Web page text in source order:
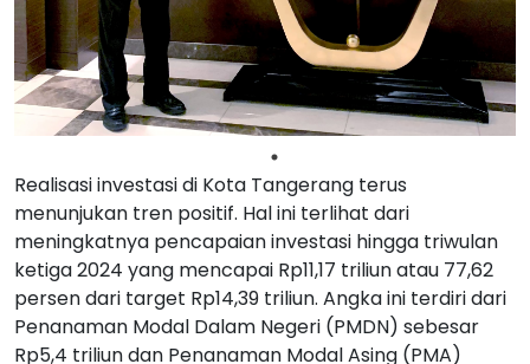
Realisasi investasi di Kota Tangerang terus
menunjukan tren positif. Hal ini terlihat dari
meningkatnya pencapaian investasi hingga triwulan
ketiga 2024 yang mencapai Rp11,17 triliun atau 77,62
persen dari target Rp14,39 triliun. Angka ini terdiri dari
Penanaman Modal Dalam Negeri (PMDN) sebesar
Rp5,4 triliun dan Penanaman Modal Asing (PMA)